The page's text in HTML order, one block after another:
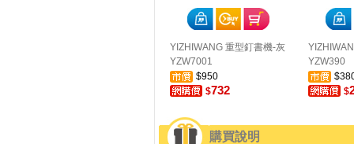
YIZHIWANG 重型釘書機-灰
YZW7001
$950
$732
YZW390
$
購買說明